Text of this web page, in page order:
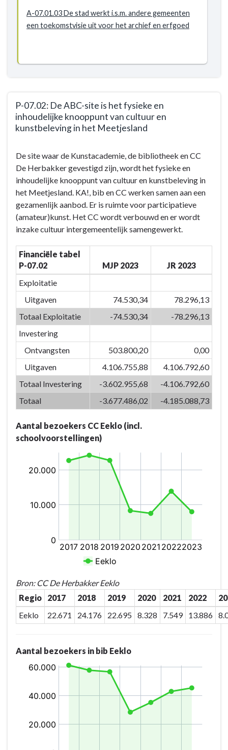
A-07.01.03 De stad werkt i.s.m. andere gemeenten
een toekomstvisie uit voor het archief en erfgoed
P-07.02: De ABC-site is het fysieke en
inhoudelijke knooppunt van cultuur en
kunstbeleving in het Meetjesland
naar
navigatie
BD-
07:
Door
het
inzetten
kwaliteitsvolle
vrijetijdsvoorzieningen
creaties
versterken
identiteit
Eeklo
Actieplannen
07.02:
kunstbeleving
het
De site waar de Kunstacademie, de bibliotheek en CC
De Herbakker gevestigd zijn, wordt het fysieke en
inhoudelijke knooppunt van cultuur en kunstbeleving in
het Meetjesland. KA!, bib en CC werken samen aan een
gezamenlijk aanbod. Er is ruimte voor participatieve
(amateur)kunst. Het CC wordt verbouwd en er wordt
inzake cultuur intergemeentelijk samengewerkt.
Financiële tabel
P-07.02
MJP 2023
JR 2023
Exploitatie
Uitgaven
74.530,34
78.296,13
Totaal Exploitatie
-74.530,34
-78.296,13
Investering
Ontvangsten
503.800,20
0,00
Uitgaven
4.106.755,88
4.106.792,60
Totaal Investering
-3.602.955,68
-4.106.792,60
Totaal
-3.677.486,02 -4.185.088,73
Aantal bezoekers CC Eeklo (incl.
schoolvoorstellingen)
Bron: CC De Herbakker Eeklo
Regio
2017 2018 2019 2020 2021 2022
Eeklo
22.671 24.176 22.695 8.328 7.549 13.886
Aantal bezoekers in bib Eeklo